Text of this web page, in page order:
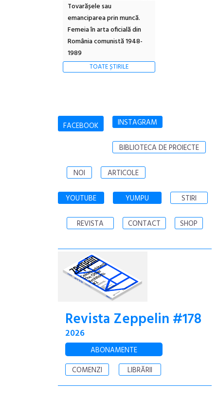
Tovarășele sau
emanciparea prin muncă.
Femeia în arta oficială din
România comunistă 1948-
1989
TOATE ȘTIRILE
FACEBOOK INSTAGRAM
BIBLIOTECA DE PROIECTE
NOI ARTICOLE
YOUTUBE YUMPU STIRI
REVISTA CONTACT SHOP
Revista Zeppelin #178
2026
ABONAMENTE
COMENZI
LIBRĂRII